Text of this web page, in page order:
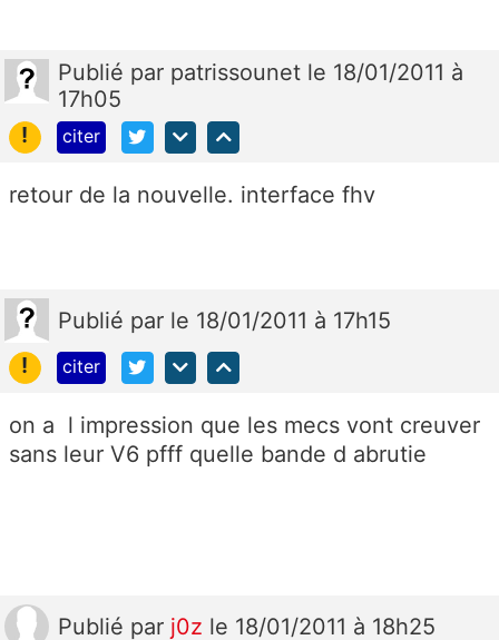
Publié par patrissounet le 18/01/2011 à
17h05
!
citer
retour de la nouvelle. interface fhv
Publié par le 18/01/2011 à 17h15
!
citer
on a l impression que les mecs vont creuver
sans leur V6 pfff quelle bande d abrutie
Publié par j0z le 18/01/2011 à 18h25